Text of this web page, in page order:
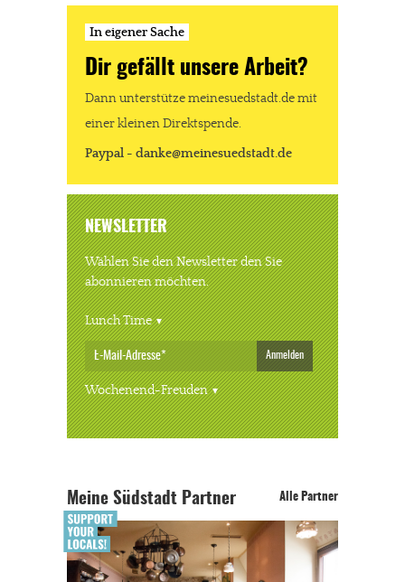
In eigener Sache
Dir gefällt unsere Arbeit?
Dann unterstütze meinesuedstadt.de mit
einer kleinen Direktspende.
Paypal - danke@meinesuedstadt.de
NEWSLETTER
Wählen Sie den Newsletter den Sie
abonnieren möchten.
Lunch Time
Anmelden
Wochenend-Freuden
Meine Südstadt Partner Alle Partner